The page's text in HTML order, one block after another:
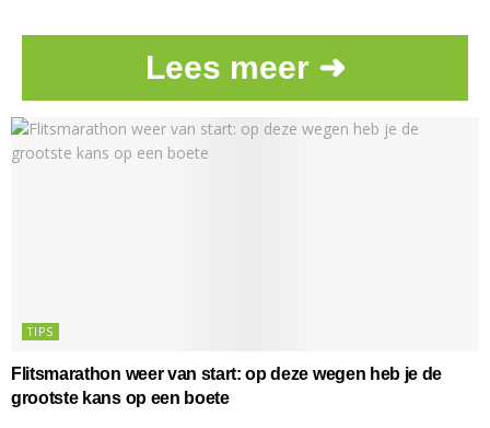
Lees meer ➜
TIPS
Flitsmarathon weer van start: op deze wegen heb je de
grootste kans op een boete